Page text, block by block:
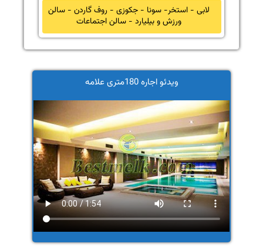
لابی - استخر- سونا - جکوزی - روف گاردن - سالن
ورزش و بیلیارد - سالن اجتماعات
ویدئو اجاره 180متری علامه